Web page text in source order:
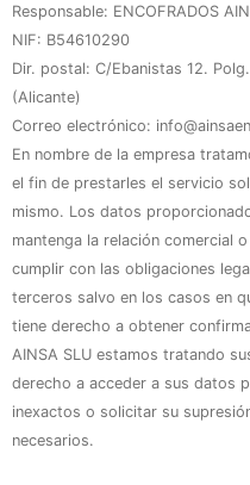
Responsable: ENCOFRADOS
NIF: B54610290
Dir. postal: C/Ebanistas 12.
(Alicante)
Correo electrónico:
En nombre de la empresa
el fin de prestarles el servicio
mismo. Los datos
mantenga la relación comercial
cumplir con las obligaciones
terceros salvo en los casos en
tiene derecho a obtener
AINSA SLU estamos tratando
derecho a acceder a sus datos
inexactos o solicitar su
necesarios.